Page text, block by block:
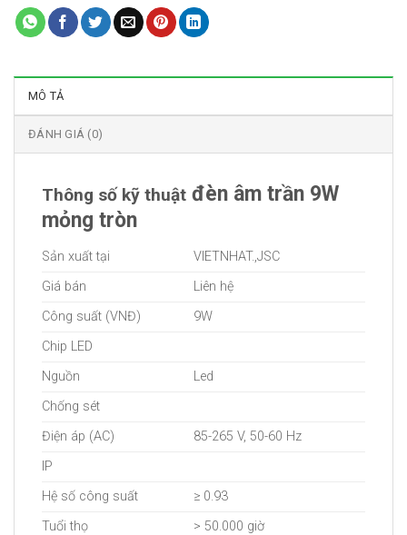
MÔ TẢ
ĐÁNH GIÁ (0)
Thông số kỹ thuật đèn âm trần 9W
mỏng tròn
Sản xuất tại
VIETNHAT.,JSC
Giá bán
Liên hệ
Công suất (VNĐ)
9W
Chip LED
Nguồn
Led
Chống sét
Điện áp (AC)
85-265 V, 50-60 Hz
IP
Hệ số công suất
≥ 0.93
Tuổi thọ
> 50.000 giờ